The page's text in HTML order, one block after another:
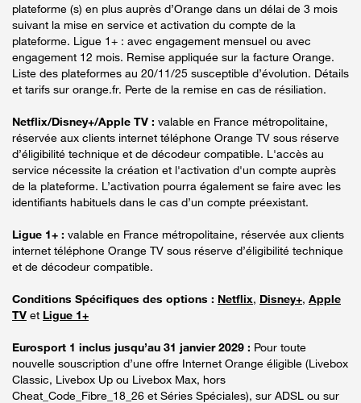
plateforme (s) en plus auprès d’Orange dans un délai de 3 mois
suivant la mise en service et activation du compte de la
plateforme. Ligue 1+ : avec engagement mensuel ou avec
engagement 12 mois. Remise appliquée sur la facture Orange.
Liste des plateformes au 20/11/25 susceptible d’évolution. Détails
et tarifs sur orange.fr. Perte de la remise en cas de résiliation.
Netflix/Disney+/Apple TV : valable en France métropolitaine,
réservée aux clients internet téléphone Orange TV sous réserve
d’éligibilité technique et de décodeur compatible. L'accès au
service nécessite la création et l'activation d'un compte auprès
de la plateforme. L’activation pourra également se faire avec les
identifiants habituels dans le cas d’un compte préexistant.
Ligue 1+ : valable en France métropolitaine, réservée aux clients
internet téléphone Orange TV sous réserve d’éligibilité technique
et de décodeur compatible.
Conditions Spécifiques des options : Netflix, Disney+, Apple
TV et Ligue 1+
Eurosport 1 inclus jusqu’au 31 janvier 2029 : Pour toute
nouvelle souscription d’une offre Internet Orange éligible (Livebox
Classic, Livebox Up ou Livebox Max, hors
Cheat_Code_Fibre_18_26 et Séries Spéciales), sur ADSL ou sur